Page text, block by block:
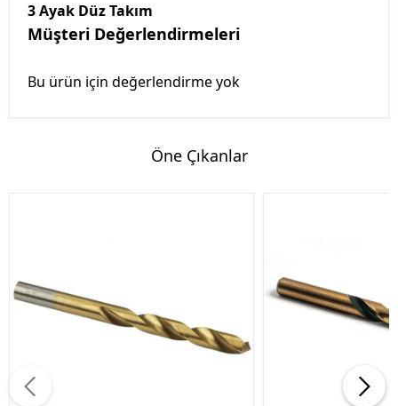
3 Ayak Düz Takım
Müşteri Değerlendirmeleri
Bu ürün için değerlendirme yok
Öne Çıkanlar